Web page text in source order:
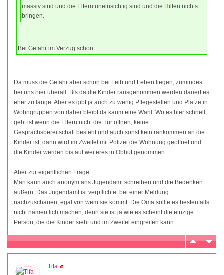
massiv sind und die Eltern uneinsichtig sind und die Hilfen nichts
bringen.
Bei Gefahr im Verzug schon.
Da muss die Gefahr aber schon bei Leib und Leben liegen, zumindest
bei uns hier überall. Bis da die Kinder rausgenommen werden dauert es
eher zu lange. Aber es gibt ja auch zu wenig Pflegestellen und Plätze in
Wohngruppen von daher bleibt da kaum eine Wahl. Wo es hier schnell
geht ist wenn die Eltern nicht die Tür öffnen, keine
Gesprächsbereitschaft besteht und auch sonst kein rankommen an die
Kinder ist, dann wird im Zweifel mit Polizei die Wohnung geöffnet und
die Kinder werden bis auf weiteres in Obhut genommen.
Aber zur eigentlichen Frage:
Man kann auch anonym ans Jugendamt schreiben und die Bedenken
äußern. Das Jugendamt ist verpflichtet bei einer Meldung
nachzuschauen, egal von wem sie kommt. Die Oma sollte es bestenfalls
nicht namentlich machen, denn sie ist ja wie es scheint die einzige
Person, die die Kinder sieht und im Zweifel eingreifen kann.
Tifa